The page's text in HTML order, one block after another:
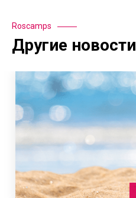
Roscamps
Другие новости